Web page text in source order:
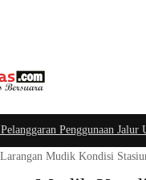
Penggunaan Jalur
Mudik Kondisi